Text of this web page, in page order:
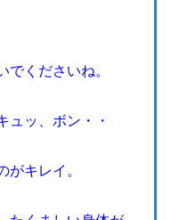
でくださいね。
ュッ、ボン・・
がキレイ。